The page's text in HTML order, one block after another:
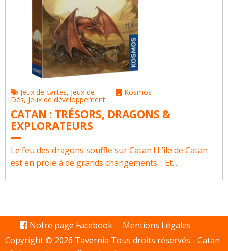
Jeux de cartes, Jeux de
Dés, Jeux de développement
Kosmos
CATAN : TRÉSORS, DRAGONS &
EXPLORATEURS
Le feu des dragons souffle sur Catan ! L’île de Catan
est en proie à de grands changements… Et...
Notre page Facebook
Mentions Légales
Copyright © 2026 Tavernia Tous droits réservés - Catan